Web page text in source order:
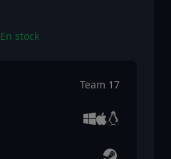
En stock
Team 17